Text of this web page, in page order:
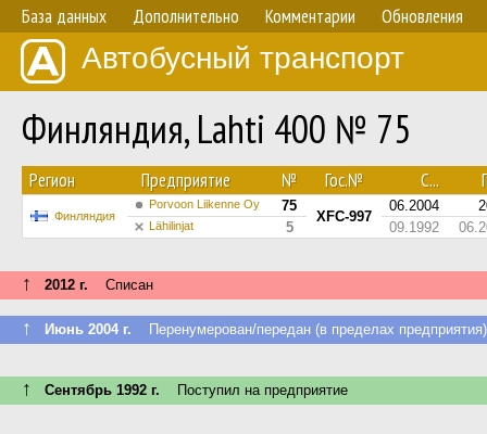
База данных Дополнительно Комментарии Обновления
Автобусный транспорт
Финляндия, Lahti 400 № 75
Регион Предприятие № Гос.№ С...
Финляндия
Porvoon Liikenne Oy 75
XFC-997
06.2004
Lähilinjat 5 09.1992
↑ 2012 г. Списан
↑ Июнь 2004 г. Перенумерован/передан (в пределах предприятия)
↑ Сентябрь 1992 г. Поступил на предприятие